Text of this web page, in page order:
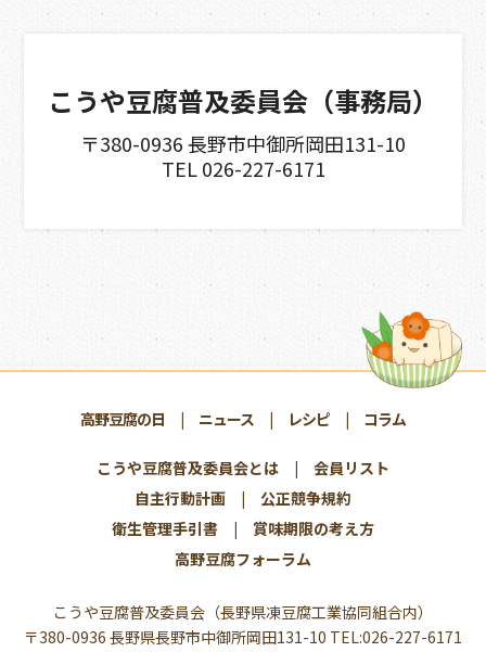
こうや豆腐普及委員会 （事務局）
〒380-0936長野市中御所岡田131-10
TEL 026-227-6171
高野豆腐の日 ニュース レシピ コラム
こうや豆腐普及委員会とは | 会員リスト
自主行動計画 | 公正競争規約
衛生管理手引書 | 賞味期限の考え方
高野豆腐フォーラム
こうや豆腐普及委員会 （長野県凍豆腐工業協同組合内）
〒380-0936 長野県長野市中御所岡田131-10 TEL:026-227-6171